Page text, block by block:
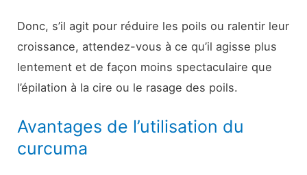
Donc, s’il agit pour réduire les poils ou ralentir leur
croissance, attendez-vous à ce qu’il agisse plus
lentement et de façon moins spectaculaire que
l’épilation à la cire ou le rasage des poils.
Avantages de l’utilisation du
curcuma